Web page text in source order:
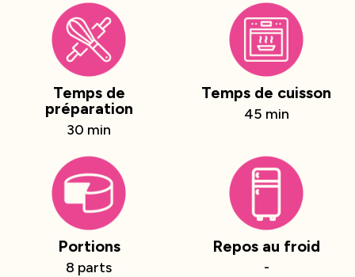
Temps de
préparation
30 min
Temps de cuisson
45 min
Portions
8 parts
Repos au froid
-